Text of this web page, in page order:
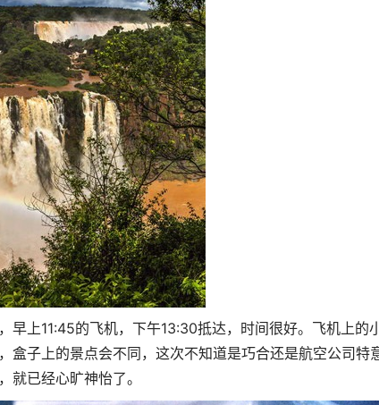
早上11:45的飞机，下午13:30抵达，时间很好。飞机上的
盒子上的景点会不同，这次不知道是巧合还是航空公司特
就已经心旷神怡了。